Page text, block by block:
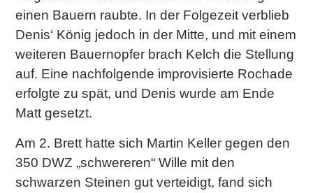
einen Bauern raubte. In der Folgezeit verblieb
Denis‘ König jedoch in der Mitte, und mit einem
weiteren Bauernopfer brach Kelch die Stellung
auf. Eine nachfolgende improvisierte Rochade
erfolgte zu spät, und Denis wurde am Ende
Matt gesetzt.
Am 2. Brett hatte sich Martin Keller gegen den
350 DWZ „schwereren“ Wille mit den
schwarzen Steinen gut verteidigt, fand sich